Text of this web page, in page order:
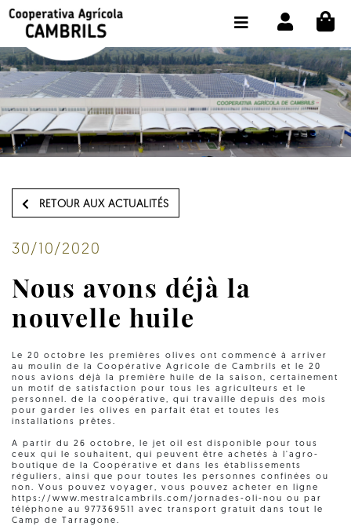
RETOUR AUX ACTUALITÉS
30/10/2020
Nous avons déjà la
nouvelle huile
Le 20 octobre les premières olives ont commencé à arriver
au moulin de la Coopérative Agricole de Cambrils et le 20
nous avions déjà la première huile de la saison, certainement
un motif de satisfaction pour tous les agriculteurs et le
personnel. de la coopérative, qui travaille depuis des mois
pour garder les olives en parfait état et toutes les
installations prêtes.
A partir du 26 octobre, le jet oil est disponible pour tous
ceux qui le souhaitent, qui peuvent être achetés à l'agro-
boutique de la Coopérative et dans les établissements
réguliers, ainsi que pour toutes les personnes confinées ou
non. Vous pouvez voyager, vous pouvez acheter en ligne
https://www.mestralcambrils.com/jornades-oli-nou ou par
téléphone au 977369511 avec transport gratuit dans tout le
Camp de Tarragone.
BOUTIQUE ACHETER EN LIGNE
LA COOPÉRATIVE
OLEOTOUR
PRODUITS
NOTRE HUILE
CHOISIR LA LANGUE: